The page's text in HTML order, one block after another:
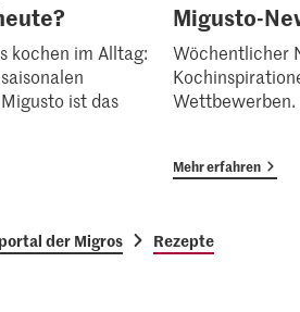
kochen im Alltag:
ist das
Migusto-
Wöchentlicher
Wettbewerben.
Mehr erfahren
der Migros Rezepte